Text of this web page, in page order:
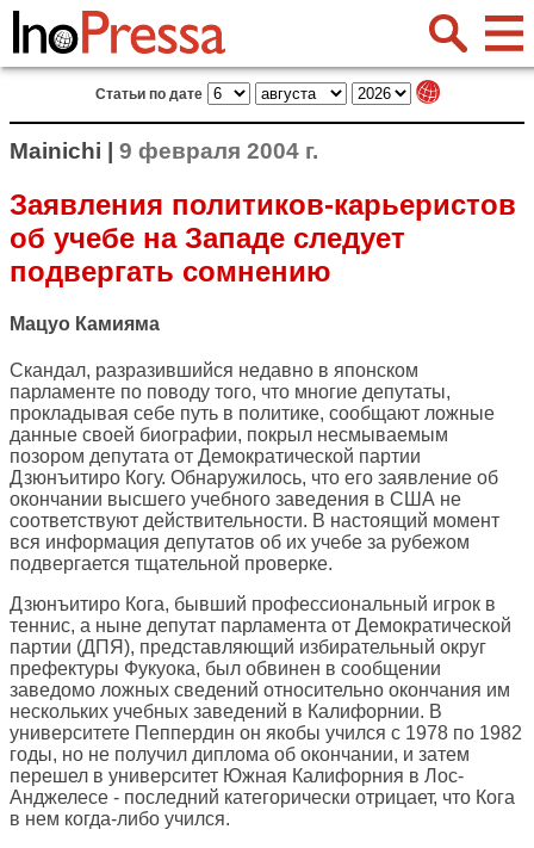
Статьи по дате
Mainichi | 9 февраля 2004 г.
Заявления политиков-карьеристов
об учебе на Западе следует
подвергать сомнению
Мацуо Камияма
Скандал, разразившийся недавно в японском
парламенте по поводу того, что многие депутаты,
прокладывая себе путь в политике, сообщают ложные
данные своей биографии, покрыл несмываемым
позором депутата от Демократической партии
Дзюнъитиро Когу. Обнаружилось, что его заявление об
окончании высшего учебного заведения в США не
соответствуют действительности. В настоящий момент
вся информация депутатов об их учебе за рубежом
подвергается тщательной проверке.
Дзюнъитиро Кога, бывший профессиональный игрок в
теннис, а ныне депутат парламента от Демократической
партии (ДПЯ), представляющий избирательный округ
префектуры Фукуока, был обвинен в сообщении
заведомо ложных сведений относительно окончания им
нескольких учебных заведений в Калифорнии. В
университете Пеппердин он якобы учился с 1978 по 1982
годы, но не получил диплома об окончании, и затем
перешел в университет Южная Калифорния в Лос-
Анджелесе - последний категорически отрицает, что Кога
в нем когда-либо учился.